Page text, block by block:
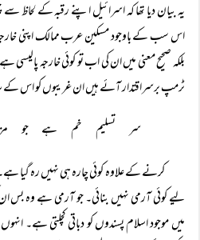
یہ بیان دیا تھا کہ اسرائیل اپنے رقبہ کے لحاظ
اس سب کے باوجود مسکین عرب ممالک اپنی
بلکہ صحیح معنی میں ان کی اب تو کوئی خارجہ
ٹرمپ برسراقتدار آئے ہیں ان غریبوں کو اس
سر تسلیم خم ہے جو
کرنے کے علاوہ کوئی چارہ ہی نہیں رہ
لیے کوئی آرمی نہیں بنائی۔ جو آرمی ہے وہ بس
میں موجود اسلام پسندوں کو دباتی کچلتی ہے۔